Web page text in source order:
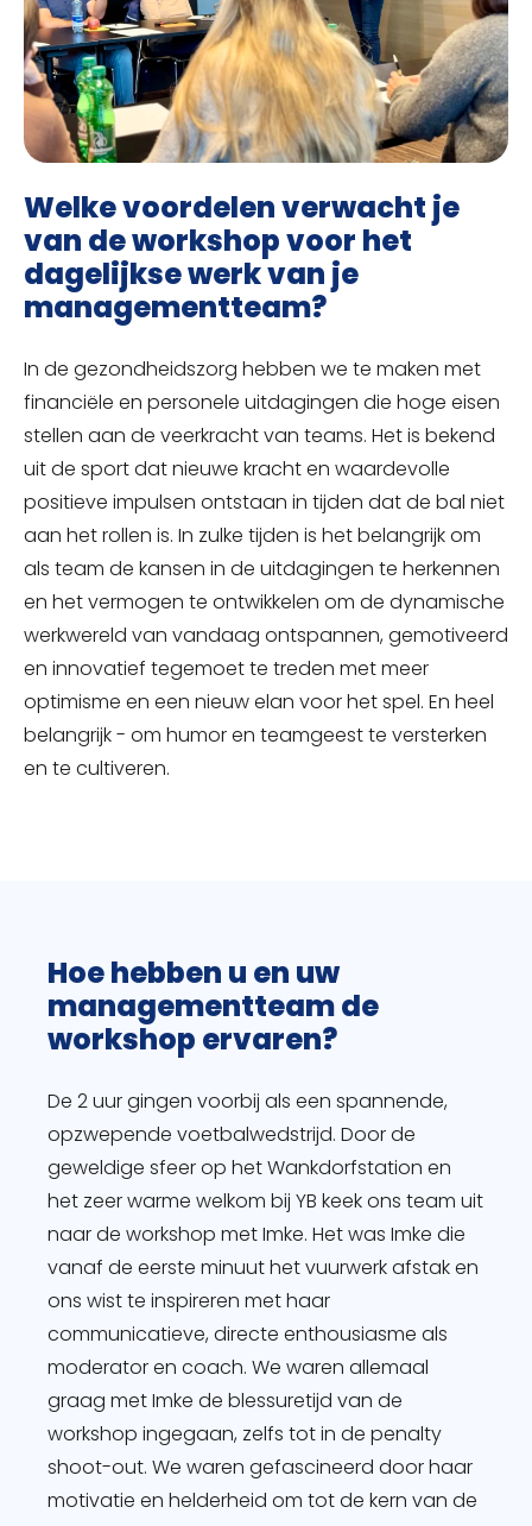
Welke voordelen verwacht je
van de workshop voor het
dagelijkse werk van je
managementteam?
In de gezondheidszorg hebben we te maken met
financiële en personele uitdagingen die hoge eisen
stellen aan de veerkracht van teams. Het is bekend
uit de sport dat nieuwe kracht en waardevolle
positieve impulsen ontstaan in tijden dat de bal niet
aan het rollen is. In zulke tijden is het belangrijk om
als team de kansen in de uitdagingen te herkennen
en het vermogen te ontwikkelen om de dynamische
werkwereld van vandaag ontspannen, gemotiveerd
en innovatief tegemoet te treden met meer
optimisme en een nieuw elan voor het spel. En heel
belangrijk - om humor en teamgeest te versterken
en te cultiveren.
Hoe hebben u en uw
managementteam de
workshop ervaren?
De 2 uur gingen voorbij als een spannende,
opzwepende voetbalwedstrijd. Door de
geweldige sfeer op het Wankdorfstation en
het zeer warme welkom bij YB keek ons team uit
naar de workshop met Imke. Het was Imke die
vanaf de eerste minuut het vuurwerk afstak en
ons wist te inspireren met haar
communicatieve, directe enthousiasme als
moderator en coach. We waren allemaal
graag met Imke de blessuretijd van de
workshop ingegaan, zelfs tot in de penalty
shoot-out. We waren gefascineerd door haar
motivatie en helderheid om tot de kern van de